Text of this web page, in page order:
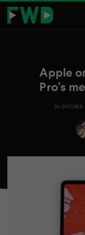
Apple
Pro’s
30 OKTOBER